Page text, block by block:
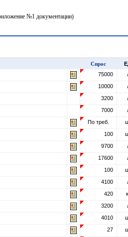
№1 документации)
Спрос
75000
10000
3200
7000
По треб.
100
9700
17600
100
4100
420
3200
4010
27